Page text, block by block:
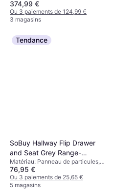
374,99 €
Ou 3 paiements de 124,99 €
3 magasins
Tendance
SoBuy Hallway Flip Drawer
and Seat Grey Range-
chaussures 104x51cm
Matériau: Panneau de particules,
MDF, Couleur: Gris
76,95 €
Ou 3 paiements de 25,65 €
5 magasins